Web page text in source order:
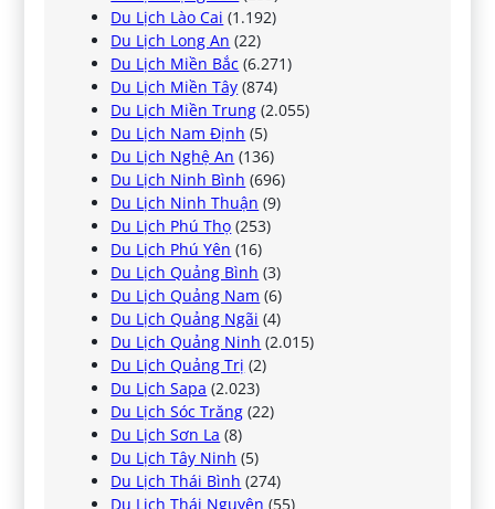
Du Lịch Lào Cai (1.192)
Du Lịch Long An (22)
Du Lịch Miền Bắc (6.271)
Du Lịch Miền Tây (874)
Du Lịch Miền Trung (2.055)
Du Lịch Nam Định (5)
Du Lịch Nghệ An (136)
Du Lịch Ninh Bình (696)
Du Lịch Ninh Thuận (9)
Du Lịch Phú Thọ (253)
Du Lịch Phú Yên (16)
Du Lịch Quảng Bình (3)
Du Lịch Quảng Nam (6)
Du Lịch Quảng Ngãi (4)
Du Lịch Quảng Ninh (2.015)
Du Lịch Quảng Trị (2)
Du Lịch Sapa (2.023)
Du Lịch Sóc Trăng (22)
Du Lịch Sơn La (8)
Du Lịch Tây Ninh (5)
Du Lịch Thái Bình (274)
Du Lịch Thái Nguyên (55)